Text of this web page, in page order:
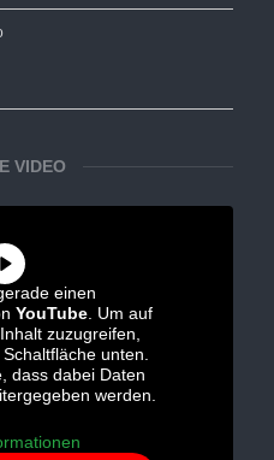
VIDEO
einen
YouTube . Um auf
zuzugreifen,
unten.
dass dabei Daten
werden.